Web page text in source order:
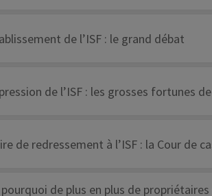
de l’ISF : le grand débat
de l’ISF : les grosses fortunes
de redressement à l’ISF : la Cour de
pourquoi de plus en plus de